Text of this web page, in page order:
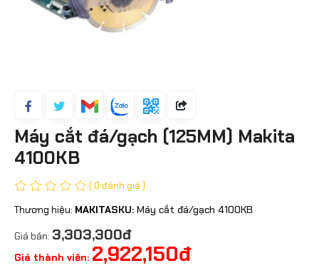
Máy cắt đá/gạch (125MM) Makita
4100KB
( 0 đánh giá )
Thương hiệu: MAKITASKU: Máy cắt đá/gạch 4100KB
Giá bán: 3,303,300đ
Giá thành viên: 2,922,150đ